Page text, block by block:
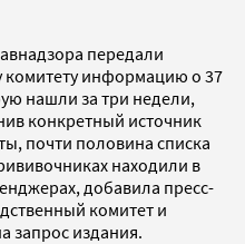
передали
комитету информацию о 37
нашли за три недели,
конкретный источник
почти половина списка
находили в
добавила пресс-
комитет и
запрос издания.